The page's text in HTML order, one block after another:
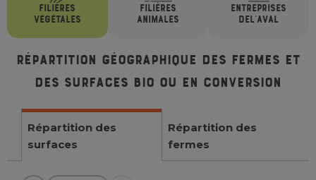
FILIÈRES
VÉGÉTALES
FILIÈRES
ANIMALES
ENTREPRISES
DEL'AVAL
Répartition géographique des fermes et
des surfaces bio ou en conversion
Répartition des
surfaces
Répartition des
fermes